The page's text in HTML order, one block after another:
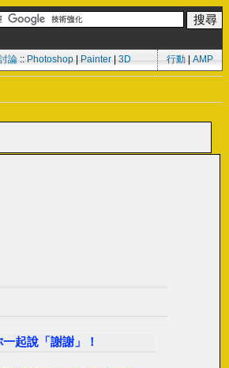
論:: Photoshop| Painter| 3D 行動 AMP
起說「謝謝」！